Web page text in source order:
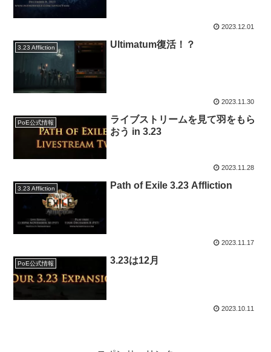
2023.12.01
3.23 Affliction Ultimatum復活！？
2023.11.30
PoE公式情報
ライブストリームを見て羽をもら
おう in 3.23
2023.11.28
3.23 Affliction Path of Exile 3.23 Affliction
2023.11.17
PoE公式情報 3.23は12月
2023.10.11